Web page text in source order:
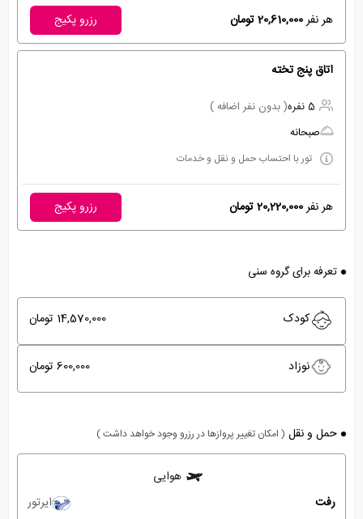
هر نفر20,610,000 تومان رزرو پکیج
اتاق پنج تخته
5 نفره
( بدون نفر اضافه )
صبحانه
تور با احتساب حمل و نقل و خدمات
هر نفر20,220,000 تومان رزرو پکیج
تعرفه برای گروه سنی
کودک 14,570,000 تومان
نوزاد 600,000 تومان
حمل و نقل ( امکان تغییر پروازها در رزرو وجود خواهد داشت )
هوایی
رفت
ایرتور